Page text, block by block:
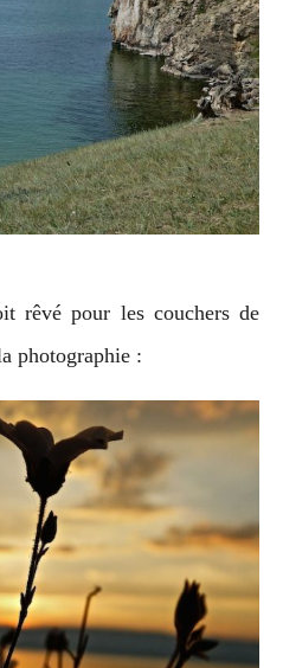
rêvé pour les couchers de
photographie :